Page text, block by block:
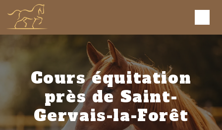
Cours équitation
près de Saint-
Gervais-la-Forêt
Panneau de gestion des cookies